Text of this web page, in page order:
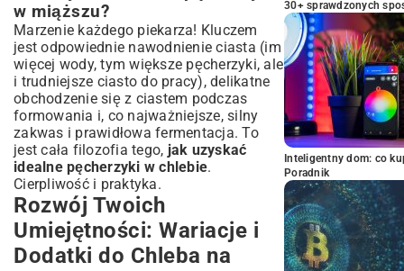
w miąższu?
Marzenie każdego piekarza! Kluczem
jest odpowiednie nawodnienie ciasta (im
więcej wody, tym większe pęcherzyki, ale
i trudniejsze ciasto do pracy), delikatne
obchodzenie się z ciastem podczas
formowania i, co najważniejsze, silny
zakwas i prawidłowa fermentacja. To
jest cała filozofia tego, jak uzyskać
idealne pęcherzyki w chlebie.
Cierpliwość i praktyka.
Rozwój Twoich
Umiejętności: Wariacje i
Dodatki do Chleba na
30+ sprawdzonych
Inteligentny dom: co
Poradnik